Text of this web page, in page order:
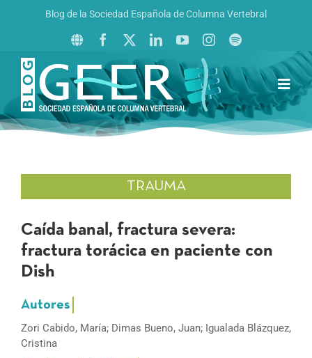
Blog de la Sociedad Española de Columna Vertebral
Inicio
Revista La Columna al Día
TRAUMA
Caída banal, fractura severa:
fractura torácica en paciente con
Dish
Zori Cabido, María; Dimas Bueno, Juan; Igualada Blázquez,
Cristina